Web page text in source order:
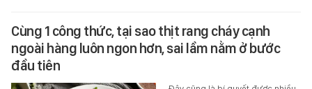
Cùng 1 công thức, tại sao thịt rang cháy cạnh
ngoài hàng luôn ngon hơn, sai lầm nằm ở bước
đầu tiên